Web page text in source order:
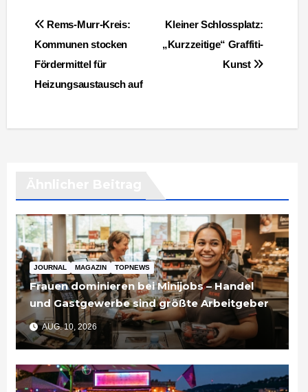
BeitragsnavigationKleiner Schlossplatz:
„Kurzzeitige“ Graffiti-
Kunst
Rems-Murr-Kreis:
Kommunen stocken
Fördermittel für
Heizungsaustausch auf
JOURNAL MAGAZIN TOPNEWS
Frauen dominieren bei Minijobs – Handel
und Gastgewerbe sind größte Arbeitgeber
AUG. 10, 2026